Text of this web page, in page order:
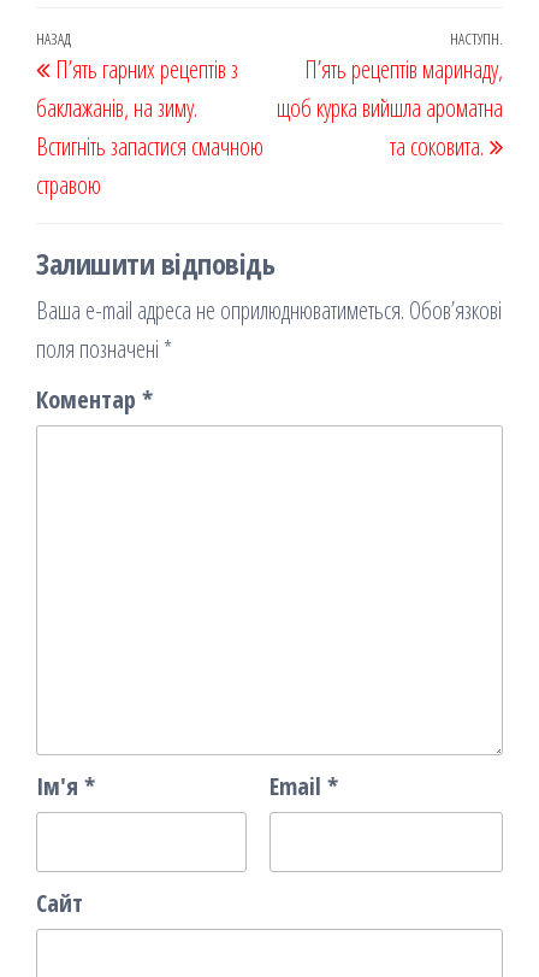
k on ис
Навігація
записів
Попередній
запис
НАЗАД
П’ять гарних рецептів з
баклажанів, на зиму.
Встигніть запастися смачною
стравою
НАСТУПН.
П’ять рецептів маринаду,
щоб курка вийшла ароматна
та соковита.
Залишити відповідь
Ваша e-mail адреса не оприлюднюватиметься. Обов’язкові
поля позначені *
Коментар *
Ім'я * Email *
Сайт